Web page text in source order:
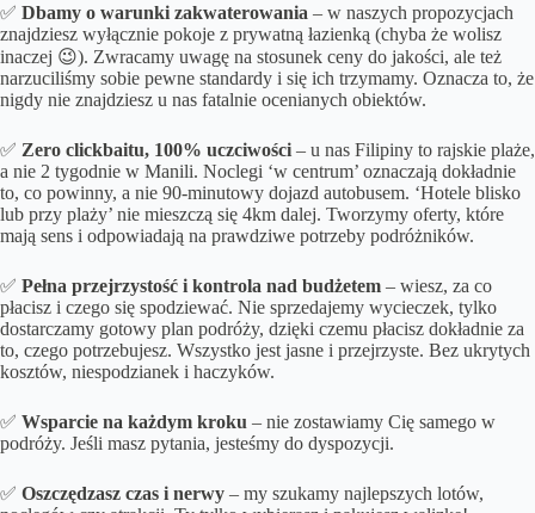
✅ Dbamy o warunki zakwaterowania – w naszych propozycjach
znajdziesz wyłącznie pokoje z prywatną łazienką (chyba że wolisz
inaczej 😉). Zwracamy uwagę na stosunek ceny do jakości, ale też
narzuciliśmy sobie pewne standardy i się ich trzymamy. Oznacza to, że
nigdy nie znajdziesz u nas fatalnie ocenianych obiektów.
✅ Zero clickbaitu, 100% uczciwości – u nas Filipiny to rajskie plaże,
a nie 2 tygodnie w Manili. Noclegi ‘w centrum’ oznaczają dokładnie
to, co powinny, a nie 90-minutowy dojazd autobusem. ‘Hotele blisko
lub przy plaży’ nie mieszczą się 4km dalej. Tworzymy oferty, które
mają sens i odpowiadają na prawdziwe potrzeby podróżników.
✅ Pełna przejrzystość i kontrola nad budżetem – wiesz, za co
płacisz i czego się spodziewać. Nie sprzedajemy wycieczek, tylko
dostarczamy gotowy plan podróży, dzięki czemu płacisz dokładnie za
to, czego potrzebujesz. Wszystko jest jasne i przejrzyste. Bez ukrytych
kosztów, niespodzianek i haczyków.
✅ Wsparcie na każdym kroku – nie zostawiamy Cię samego w
podróży. Jeśli masz pytania, jesteśmy do dyspozycji.
✅ Oszczędzasz czas i nerwy – my szukamy najlepszych lotów,